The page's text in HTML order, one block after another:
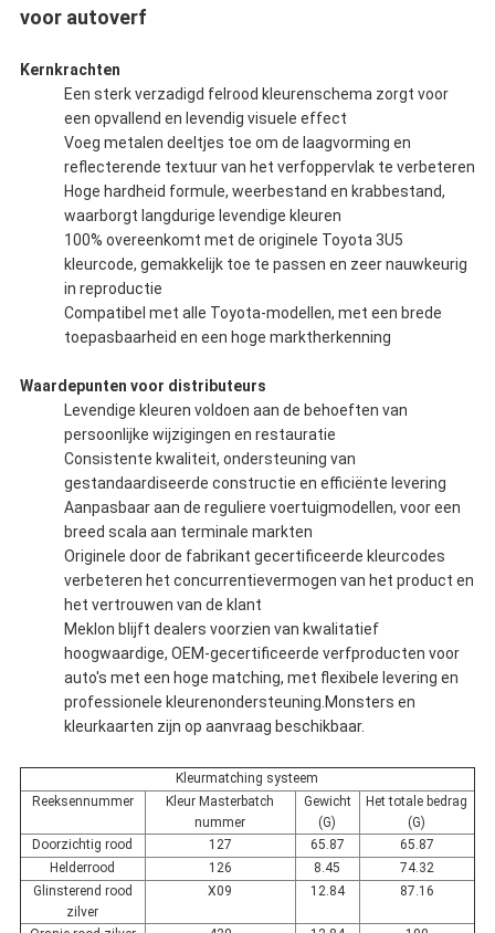
voor autoverf
Kernkrachten
Een sterk verzadigd felrood kleurenschema zorgt voor
een opvallend en levendig visuele effect
Voeg metalen deeltjes toe om de laagvorming en
reflecterende textuur van het verfoppervlak te verbeteren
Hoge hardheid formule, weerbestand en krabbestand,
waarborgt langdurige levendige kleuren
100% overeenkomt met de originele Toyota 3U5
kleurcode, gemakkelijk toe te passen en zeer nauwkeurig
in reproductie
Compatibel met alle Toyota-modellen, met een brede
toepasbaarheid en een hoge marktherkenning
Waardepunten voor distributeurs
Levendige kleuren voldoen aan de behoeften van
persoonlijke wijzigingen en restauratie
Consistente kwaliteit, ondersteuning van
gestandaardiseerde constructie en efficiënte levering
Aanpasbaar aan de reguliere voertuigmodellen, voor een
breed scala aan terminale markten
Originele door de fabrikant gecertificeerde kleurcodes
verbeteren het concurrentievermogen van het product en
het vertrouwen van de klant
Meklon blijft dealers voorzien van kwalitatief
hoogwaardige, OEM-gecertificeerde verfproducten voor
auto's met een hoge matching, met flexibele levering en
professionele kleurenondersteuning.Monsters en
kleurkaarten zijn op aanvraag beschikbaar.
Kleurmatching systeem
Reeksennummer
Kleur Masterbatch
nummer
Gewicht
(G)
Het totale bedrag
(G)
Doorzichtig rood
127 65.87
65.87
Helderrood
126 8.45
74.32
Glinsterend rood
zilver
X09 12.84 87.16